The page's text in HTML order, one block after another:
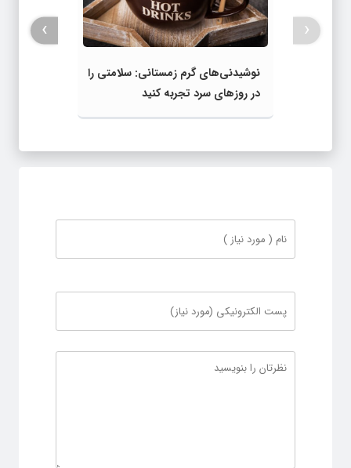
نوشیدنی‌های گرم زمستانی: سلامتی را
در روزهای سرد تجربه کنید
‹
›